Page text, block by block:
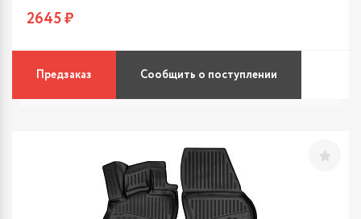
2645 ₽
Предзаказ Сообщить о поступлении